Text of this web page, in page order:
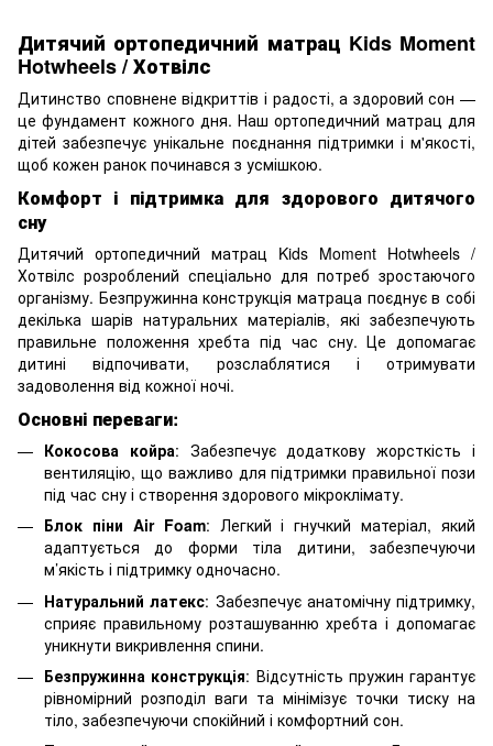
Дитячий ортопедичний матрац Kids Moment
Hotwheels / Хотвілс
Дитинство сповнене відкриттів і радості, а здоровий сон —
це фундамент кожного дня. Наш ортопедичний матрац для
дітей забезпечує унікальне поєднання підтримки і м'якості,
щоб кожен ранок починався з усмішкою.
Комфорт і підтримка для здорового дитячого
сну
Дитячий ортопедичний матрац Kids Moment Hotwheels /
Хотвілс розроблений спеціально для потреб зростаючого
організму. Безпружинна конструкція матраца поєднує в собі
декілька шарів натуральних матеріалів, які забезпечують
правильне положення хребта під час сну. Це допомагає
дитині відпочивати, розслаблятися і отримувати
задоволення від кожної ночі.
Основні переваги:
Кокосова койра: Забезпечує додаткову жорсткість і
вентиляцію, що важливо для підтримки правильної пози
під час сну і створення здорового мікроклімату.
Блок піни Air Foam: Легкий і гнучкий матеріал, який
адаптується до форми тіла дитини, забезпечуючи
м’якість і підтримку одночасно.
Натуральний латекс: Забезпечує анатомічну підтримку,
сприяє правильному розташуванню хребта і допомагає
уникнути викривлення спини.
Безпружинна конструкція: Відсутність пружин гарантує
рівномірний розподіл ваги та мінімізує точки тиску на
тіло, забезпечуючи спокійний і комфортний сон.